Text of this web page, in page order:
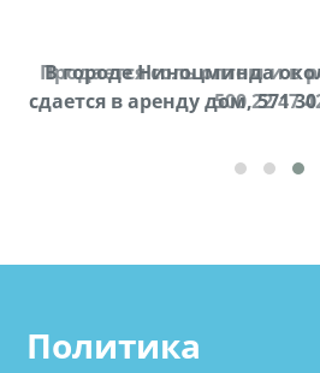
Продается соль оптом и в
500 22 47
В городе Ниноцминда
cдается в аренду дом, 571
Политика